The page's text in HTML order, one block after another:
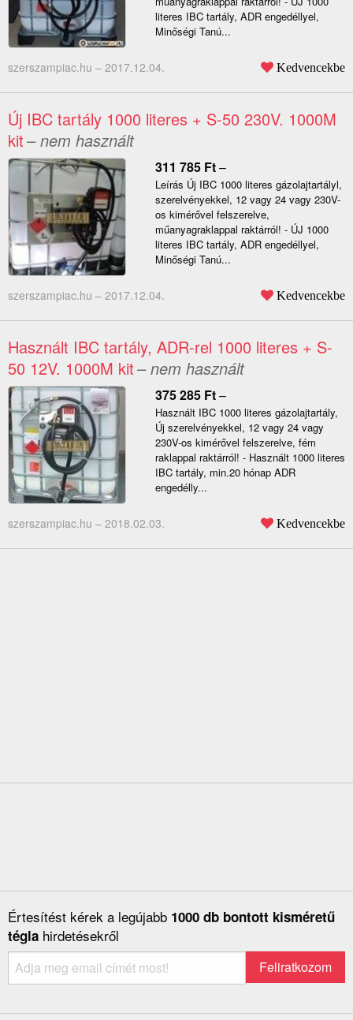
literes IBC tartály, ADR engedéllyel,
Minőségi Tanú...
szerszampiac.hu – 2017.12.04. Kedvencekbe
Új IBC tartály 1000 literes + S-50 230V. 1000M
kit– nem használt
311 785 Ft–
Leírás Új IBC 1000 literes gázolajtartályl,
szerelvényekkel, 12 vagy 24 vagy 230V-
os kimérővel felszerelve,
műanyagraklappal raktárról! - ÚJ 1000
literes IBC tartály, ADR engedéllyel,
Minőségi Tanú...
szerszampiac.hu – 2017.12.04. Kedvencekbe
Használt IBC tartály, ADR-rel 1000 literes + S-
50 12V. 1000M kit– nem használt
375 285 Ft–
Használt IBC 1000 literes gázolajtartály,
Új szerelvényekkel, 12 vagy 24 vagy
230V-os kimérővel felszerelve, fém
raklappal raktárról! - Használt 1000 literes
IBC tartály, min.20 hónap ADR
engedélly...
szerszampiac.hu – 2018.02.03. Kedvencekbe
Értesítést kérek a legújabb 1000 db bontott kisméretű
tégla hirdetésekről